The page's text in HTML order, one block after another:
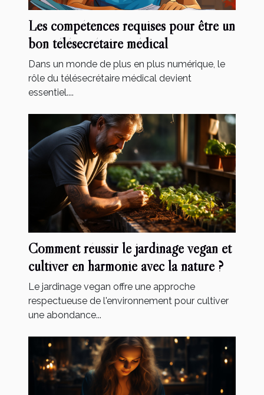
Les compétences requises pour être un
bon télésecrétaire médical
Dans un monde de plus en plus numérique, le
rôle du télésecrétaire médical devient
essentiel....
Comment réussir le jardinage vegan et
cultiver en harmonie avec la nature ?
Le jardinage vegan offre une approche
respectueuse de l'environnement pour cultiver
une abondance...